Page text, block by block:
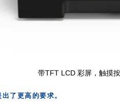
带TFT LCD 彩屏，触摸
了更高的要求。